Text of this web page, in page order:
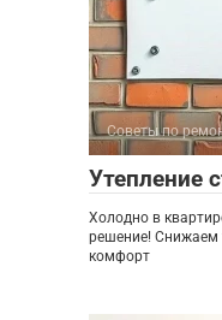
Советы по
Утепление
Холодно в
решение! Снижаем
комфорт